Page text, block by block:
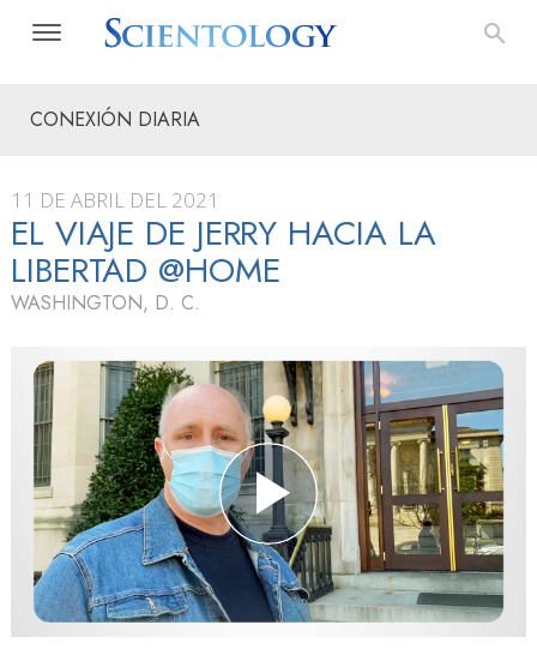
CONEXIÓN DIARIA
11 DE ABRIL DEL 2021
EL VIAJE DE JERRY HACIA LA
LIBERTAD @HOME
WASHINGTON, D. C.